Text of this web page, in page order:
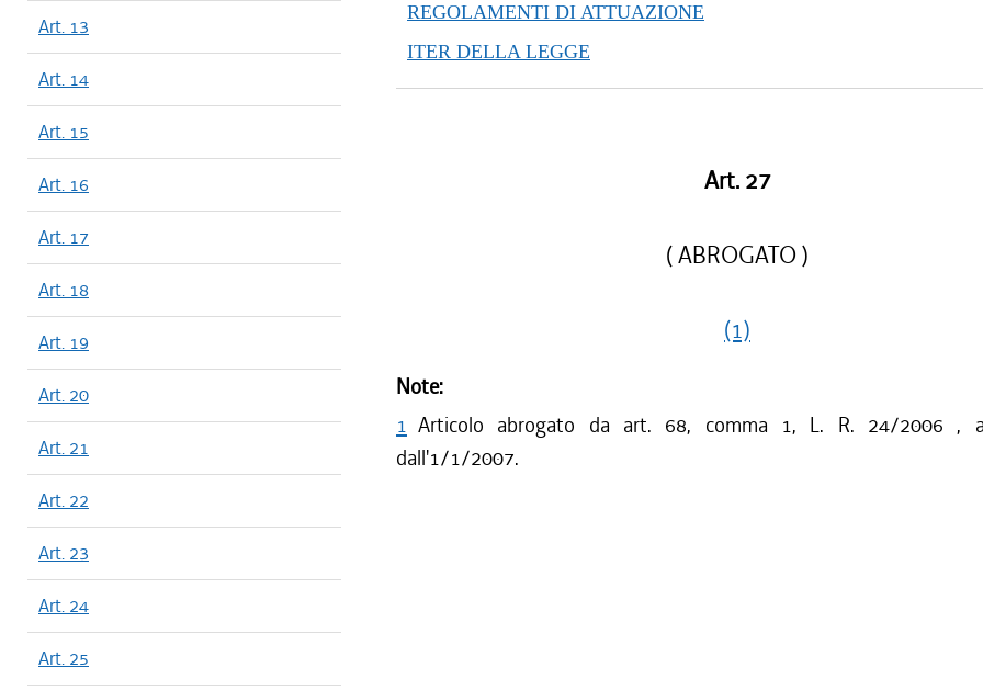
Art. 13
Art. 14
Art. 15
Art. 16
Art. 17
Art. 18
Art. 19
Art. 20
Art. 21
Art. 22
Art. 23
Art. 24
Art. 25
REGOLAMENTI DI ATTUAZIONE
ITER DELLA LEGGE
Art. 27
( ABROGATO )
(1)
Note:
1 Articolo abrogato da art. 68, comma 1, L. R. 24/2006 , a
dall'1/1/2007.